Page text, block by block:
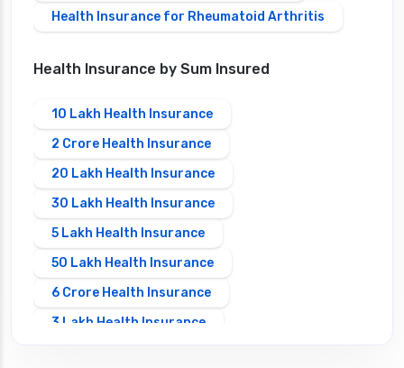
Health Insurance for Rheumatoid Arthritis
Health Insurance by Sum Insured
10 Lakh Health Insurance
2 Crore Health Insurance
20 Lakh Health Insurance
30 Lakh Health Insurance
5 Lakh Health Insurance
50 Lakh Health Insurance
6 Crore Health Insurance
3 Lakh Health Insurance